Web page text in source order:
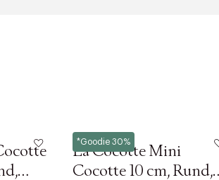
*Goodie 30%
Staub
La Cocotte Mini
Cocotte 10 cm, Rund,